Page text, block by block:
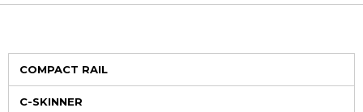
COMPACT RAIL
C-SKINNER